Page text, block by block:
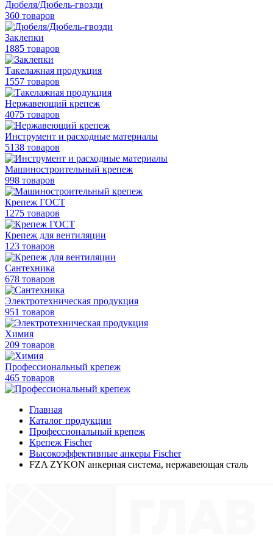
Дюбеля/Дюбель-гвозди
360 товаров
Заклепки
1885 товаров
Такелажная продукция
1557 товаров
Нержавеющий крепеж
4075 товаров
Инструмент и расходные материалы
5138 товаров
Машиностроительный крепеж
998 товаров
Крепеж ГОСТ
1275 товаров
Крепеж для вентиляции
123 товаров
Сантехника
678 товаров
Электротехническая продукция
951 товаров
Химия
209 товаров
Профессиональный крепеж
465 товаров
Главная
Каталог продукции
Профессиональный крепеж
Крепеж Fischer
Высокоэффективные анкеры Fischer
FZA ZYKON анкерная система, нержавеющая сталь